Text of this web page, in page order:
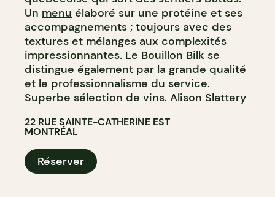
Un menu élaboré sur une protéine et ses
accompagnements ; toujours avec des
textures et mélanges aux complexités
impressionnantes. Le Bouillon Bilk se
distingue également par la grande qualité
et le professionnalisme du service.
Superbe sélection de vins. Alison Slattery
22 RUE SAINTE-CATHERINE EST
MONTRÉAL
Réserver